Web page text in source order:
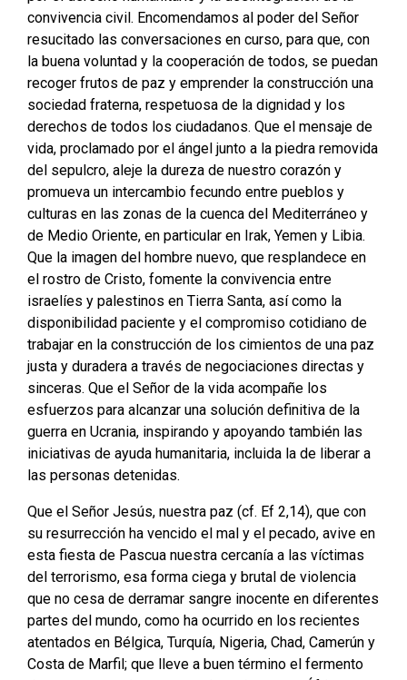
convivencia civil. Encomendamos al poder del Señor
resucitado las conversaciones en curso, para que, con
la buena voluntad y la cooperación de todos, se puedan
recoger frutos de paz y emprender la construcción una
sociedad fraterna, respetuosa de la dignidad y los
derechos de todos los ciudadanos. Que el mensaje de
vida, proclamado por el ángel junto a la piedra removida
del sepulcro, aleje la dureza de nuestro corazón y
promueva un intercambio fecundo entre pueblos y
culturas en las zonas de la cuenca del Mediterráneo y
de Medio Oriente, en particular en Irak, Yemen y Libia.
Que la imagen del hombre nuevo, que resplandece en
el rostro de Cristo, fomente la convivencia entre
israelíes y palestinos en Tierra Santa, así como la
disponibilidad paciente y el compromiso cotidiano de
trabajar en la construcción de los cimientos de una paz
justa y duradera a través de negociaciones directas y
sinceras. Que el Señor de la vida acompañe los
esfuerzos para alcanzar una solución definitiva de la
guerra en Ucrania, inspirando y apoyando también las
iniciativas de ayuda humanitaria, incluida la de liberar a
las personas detenidas.
Que el Señor Jesús, nuestra paz (cf. Ef 2,14), que con
su resurrección ha vencido el mal y el pecado, avive en
esta fiesta de Pascua nuestra cercanía a las víctimas
del terrorismo, esa forma ciega y brutal de violencia
que no cesa de derramar sangre inocente en diferentes
partes del mundo, como ha ocurrido en los recientes
atentados en Bélgica, Turquía, Nigeria, Chad, Camerún y
Costa de Marfil; que lleve a buen término el fermento